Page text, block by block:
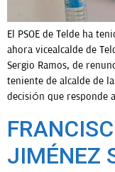
El PSOE de Telde ha
ahora vicealcalde de
Sergio Ramos, de
teniente de alcalde de
decisión que responde
JIMÉNEZ